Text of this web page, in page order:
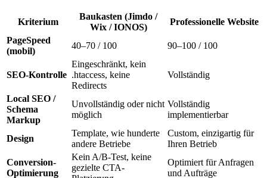
Kriterium
Baukasten (Jimdo /
Wix / IONOS)
Professionelle Website
PageSpeed
(mobil)
40–70 / 100 90–100 / 100
SEO-Kontrolle
Eingeschränkt, kein
.htaccess, keine
Redirects
Vollständig
Local SEO /
Schema
Markup
Unvollständig oder nicht
möglich
Vollständig
implementierbar
Design
Template, wie hunderte
andere Betriebe
Custom, einzigartig für
Ihren Betrieb
Conversion-
Optimierung
Kein A/B-Test, keine
gezielte CTA-
Optimiert für Anfragen
und Aufträge